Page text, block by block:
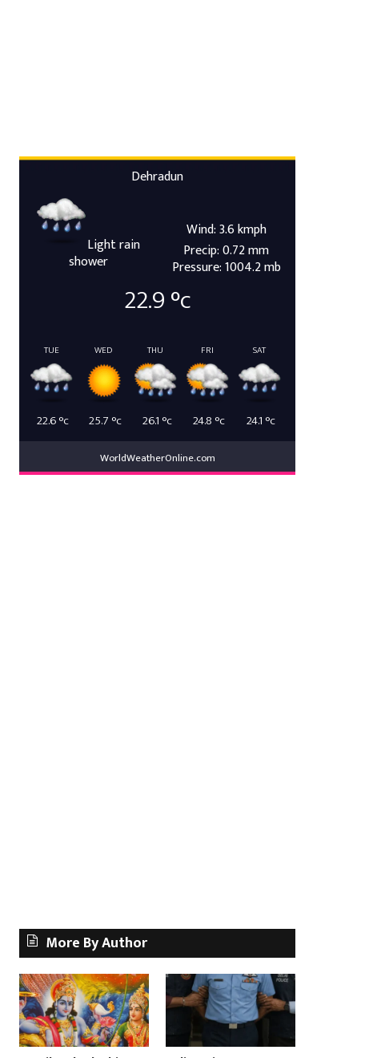
Dehradun
Light rain
shower
Wind: 3.6 kmph
Precip: 0.72 mm
Pressure: 1004.2 mb
22.9°c
TUE
22.6°c
WED
25.7 °c
THU
26.1 °c
FRI
24.8 °c
SAT
24.1 °c
WorldWeatherOnline.com
More By Author